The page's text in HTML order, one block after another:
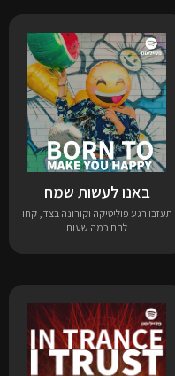
באנו לעשות שמח
תעזבו רגע פוליטיקה וקורונה בצד, קחו
להם כמה שעות